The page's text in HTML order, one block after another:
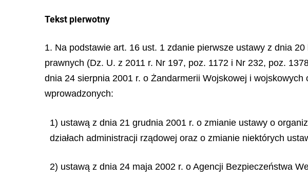
Tekst pierwotny
1. Na podstawie art. 16 ust. 1 zdanie pierwsze ustawy z dnia
prawnych (Dz. U. z 2011 r. Nr 197, poz. 1172 i Nr 232, poz.
dnia 24 sierpnia 2001 r. o Żandarmerii Wojskowej i
wprowadzonych:
1) ustawą z dnia 21 grudnia 2001 r. o zmianie ustawy o
działach administracji rządowej oraz o zmianie niektórych
2) ustawą z dnia 24 maja 2002 r. o Agencji Bezpieczeństwa